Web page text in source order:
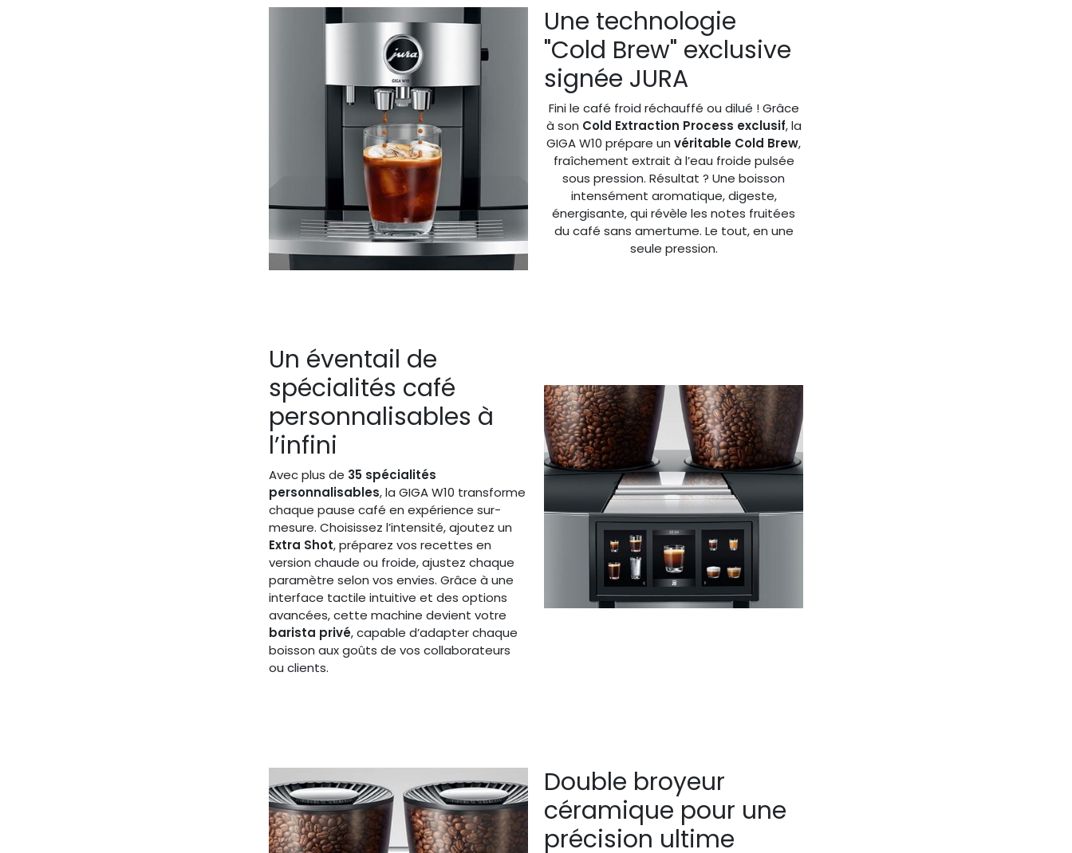
Une technologie
"Cold Brew" exclusive
signée JURA
Fini le café froid réchauffé ou dilué ! Grâce
à son Cold Extraction Process exclusif, la
GIGA W10 prépare un véritable Cold Brew,
fraîchement extrait à l’eau froide pulsée
sous pression. Résultat ? Une boisson
intensément aromatique, digeste,
énergisante, qui révèle les notes fruitées
du café sans amertume. Le tout, en une
seule pression.
Un éventail de
spécialités café
personnalisables à
l’infini
Avec plus de 35 spécialités
personnalisables, la GIGA W10 transforme
chaque pause café en expérience sur-
mesure. Choisissez l’intensité, ajoutez un
Extra Shot, préparez vos recettes en
version chaude ou froide, ajustez chaque
paramètre selon vos envies. Grâce à une
interface tactile intuitive et des options
avancées, cette machine devient votre
barista privé, capable d’adapter chaque
boisson aux goûts de vos collaborateurs
ou clients.
Double broyeur
céramique pour une
précision ultime